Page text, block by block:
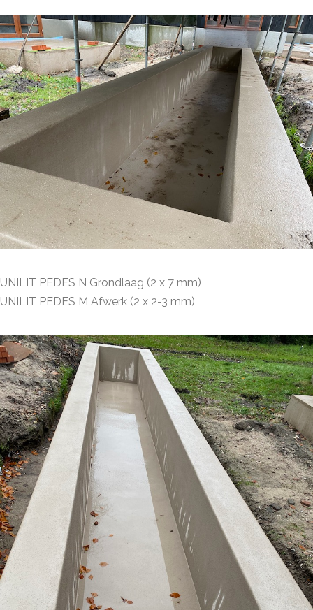
UNILIT PEDES N Grondlaag (2 x 7 mm)
UNILIT PEDES M Afwerk (2 x 2-3 mm)